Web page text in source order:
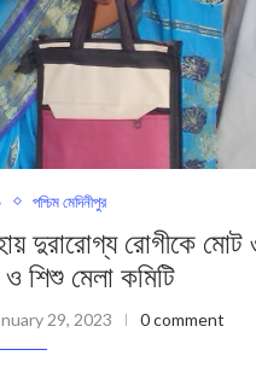
পশ্চিম মেদিনীপুর
রোগীকে মোট ৩
শিশু মেলা কমিটি
29, 2023 0 comment